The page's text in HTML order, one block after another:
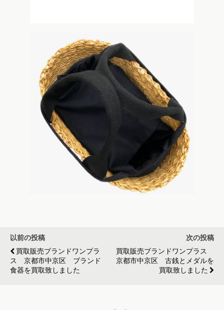
以前の投稿
買取販売ブランドワンプラ
ス 京都市中京区 ブランド
食器を買取致しました
次の投稿
買取販売ブランドワンプラス
京都市中京区 古銭とメダルを
買取致しました